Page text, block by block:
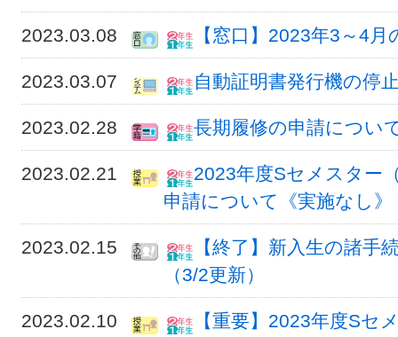
2023.03.08 【窓口】2023年3～4
2023.03.07 自動証明書発行機の停
2023.02.28 長期履修の申請につい
2023.02.21
2023年度Sセメスター
申請について《実施なし》
2023.02.15
【終了】新入生の諸
（3/2更新）
2023.02.10
【重要】2023年度Sセ